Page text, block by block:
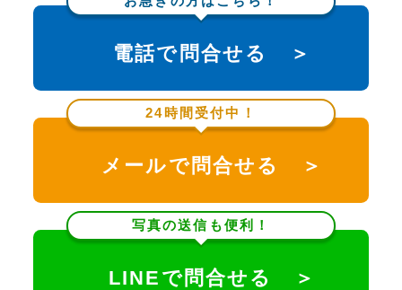
電話で問合せる ＞
24時間受付中！
メールで問合せる ＞
写真の送信も便利！
LINEで問合せる ＞